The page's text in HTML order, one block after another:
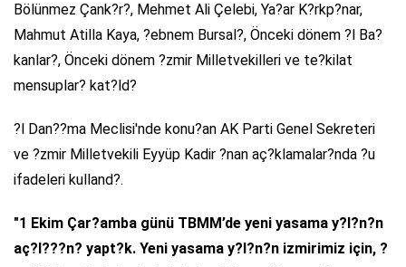
Bölünmez Çank?r?, Mehmet Ali Çelebi, Ya?ar K?rkp?nar,
Mahmut Atilla Kaya, ?ebnem Bursal?, Önceki dönem ?l Ba?
kanlar?, Önceki dönem ?zmir Milletvekilleri ve te?kilat
mensuplar? kat?ld?
?l Dan??ma Meclisi'nde konu?an AK Parti Genel Sekreteri
ve ?zmir Milletvekili Eyyüp Kadir ?nan aç?klamalar?nda ?u
ifadeleri kulland?.
"1 Ekim Çar?amba günü TBMM’de yeni yasama y?l?n?n
aç?l???n? yapt?k. Yeni yasama y?l?n?n izmirimiz için, ?